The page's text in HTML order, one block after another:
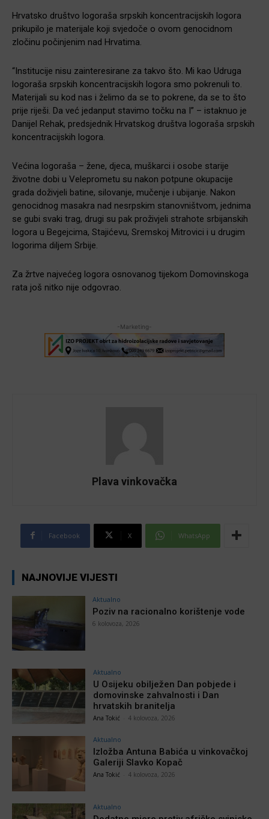
Hrvatsko društvo logoraša srpskih koncentracijskih logora
prikupilo je materijale koji svjedoče o ovom genocidnom
zločinu počinjenim nad Hrvatima.
“Institucije nisu zainteresirane za takvo što. Mi kao Udruga
logoraša srpskih koncentracijskih logora smo pokrenuli to.
Materijali su kod nas i želimo da se to pokrene, da se to što
prije riješi. Da već jedanput stavimo točku na I” – istaknuo je
Danijel Rehak, predsjednik Hrvatskog društva logoraša srpskih
koncentracijskih logora.
Većina logoraša – žene, djeca, muškarci i osobe starije
životne dobi u Veleprometu su nakon potpune okupacije
grada doživjeli batine, silovanje, mučenje i ubijanje. Nakon
genocidnog masakra nad nesrpskim stanovništvom, jednima
se gubi svaki trag, drugi su pak proživjeli strahote srbijanskih
logora u Begejcima, Stajićevu, Sremskoj Mitrovici i u drugim
logorima diljem Srbije.
Za žrtve najvećeg logora osnovanog tijekom Domovinskoga
rata još nitko nije odgovrao.
-Marketing-
Plava vinkovačka
Facebook X WhatsApp
NAJNOVIJE VIJESTI
Aktualno
Poziv na racionalno korištenje vode
6 kolovoza, 2026
Aktualno
U Osijeku obilježen Dan pobjede i
domovinske zahvalnosti i Dan
hrvatskih branitelja
Ana Tokić 4 kolovoza, 2026
Aktualno
Izložba Antuna Babića u vinkovačkoj
Galeriji Slavko Kopač
Ana Tokić 4 kolovoza, 2026
Aktualno